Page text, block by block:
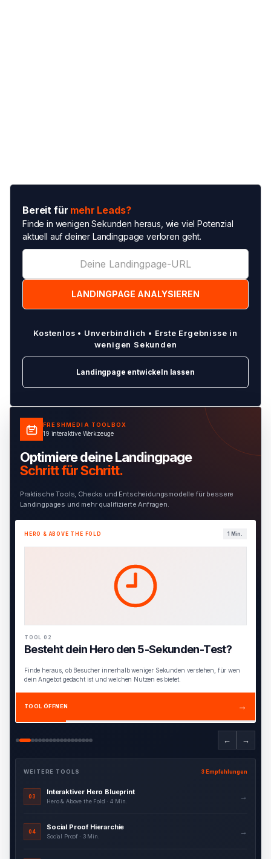
Bereit für mehr Leads?
Finde in wenigen Sekunden heraus, wie viel Potenzial
aktuell auf deiner Landingpage verloren geht.
Kostenlos • Unverbindlich • Erste Ergebnisse in
wenigen Sekunden
Landingpage entwickeln lassen
FRESHMEDIA TOOLBOX
19 interaktive Werkzeuge
Optimiere deine Landingpage
Schritt für Schritt.
Praktische Tools, Checks und Entscheidungsmodelle für bessere
Landingpages und mehr qualifizierte Anfragen.
HERO & ABOVE THE FOLD 1 Min.
TOOL 02
Besteht dein Hero den 5-Sekunden-Test?
Finde heraus, ob Besucher innerhalb weniger Sekunden verstehen, für wen
dein Angebot gedacht ist und welchen Nutzen es bietet.
TOOL ÖFFNEN →
← →
WEITERE TOOLS 3 Empfehlungen
03
Interaktiver Hero Blueprint
Hero & Above the Fold · 4 Min.
→
04
Social Proof Hierarchie
Social Proof · 3 Min.
→